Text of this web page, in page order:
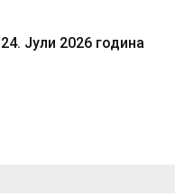
Јули 2026 година